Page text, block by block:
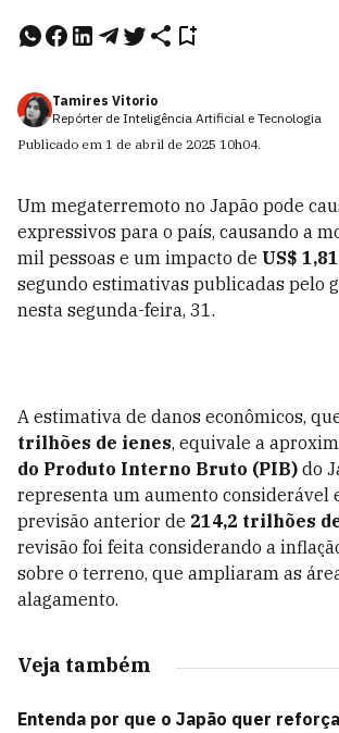
Tamires Vitorio
Repórter de Inteligência Artificial e Tecnologia
Publicado em 1 de abril de 2025 10h04.
Um megaterremoto no Japão pode
expressivos para o país, causando a
mil pessoas e um impacto de US$
segundo estimativas publicadas pelo
nesta segunda-feira, 31.
A estimativa de danos econômicos,
trilhões de ienes, equivale a
do Produto Interno Bruto (PIB) do
representa um aumento considerável
previsão anterior de 214,2 trilhões
revisão foi feita considerando a
sobre o terreno, que ampliaram as
alagamento.
Veja também
Entenda por que o Japão quer